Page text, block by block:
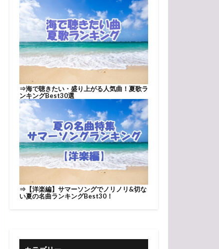
⇒海で聴きたい・盛り上がる人気曲！夏歌ラ
ンキングBest30選
⇒ 【洋楽編】サマーソングでノリノリ&切な
い夏の名曲ランキングBest30！